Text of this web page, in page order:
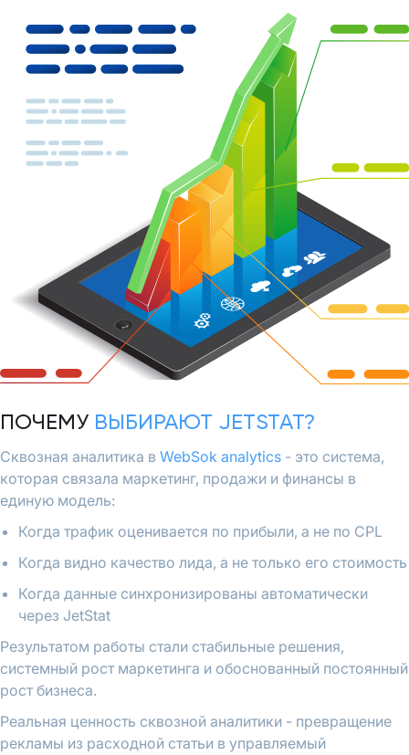
ПОЧЕМУ ВЫБИРАЮТ JETSTAT?
Сквозная аналитика в WebSok analytics - это система,
которая связала маркетинг, продажи и финансы в
единую модель:
Когда трафик оценивается по прибыли, а не по CPL
Когда видно качество лида, а не только его стоимость
Когда данные синхронизированы автоматически
через JetStat
Результатом работы стали стабильные решения,
системный рост маркетинга и обоснованный постоянный
рост бизнеса.
Реальная ценность сквозной аналитики - превращение
рекламы из расходной статьи в управляемый